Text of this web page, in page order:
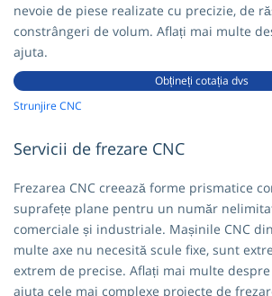
nevoie de piese realizate cu precizie, de
constrângeri de volum. Aflați mai multe
ajuta.
Obțineți cotația dvs
Strunjire CNC
Servicii de frezare CNC
Frezarea CNC creează forme prismatice
suprafețe plane pentru un număr
comerciale și industriale. Mașinile CNC
multe axe nu necesită scule fixe, sunt
extrem de precise. Aflați mai multe
ajuta cele mai complexe proiecte de